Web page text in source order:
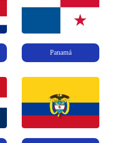
Panamá